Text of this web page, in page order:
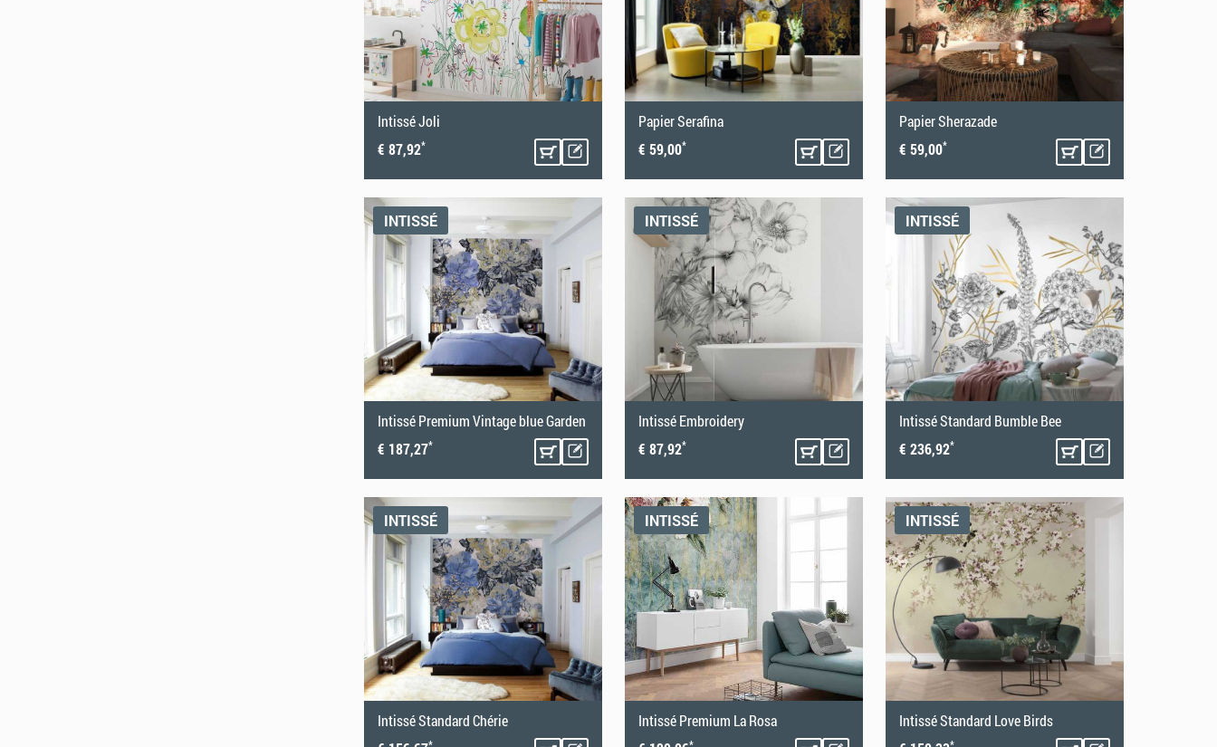
Intissé Joli
€ 87,92*
Papier Serafina
€ 59,00*
Papier Sherazade
€ 59,00*
INTISSÉ
Intissé Premium Vintage blue Garden
€ 187,27*
INTISSÉ
Intissé Embroidery
€ 87,92*
INTISSÉ
Intissé Standard Bumble Bee
€ 236,92*
INTISSÉ
Intissé Standard Chérie
*
INTISSÉ
Intissé Premium La Rosa
*
INTISSÉ
Intissé Standard Love Birds
*